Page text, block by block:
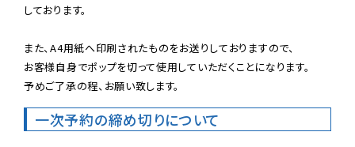
しております。
また、A4用紙へ印刷されたものをお送りしておりますので、
お客様自身でポップを切って使用していただくことになります。
予めご了承の程、お願い致します。
一次予約の締め切りについて